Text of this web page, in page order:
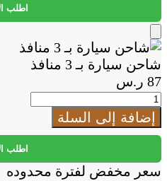
3
منافذ
اطلب
Add
to
Cart
شاحن سيارة بـ 3 منافذ
87 ر.س
كمية
شاحن
سيارة
3
إضافة إلى السلة
اطلب
سعر مخفض لفترة محدوده